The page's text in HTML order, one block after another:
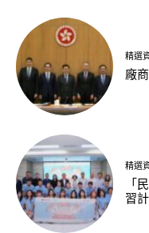
精選
廠
精選
「
習